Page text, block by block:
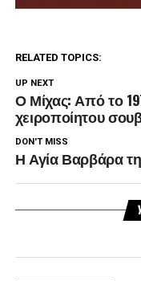
RELATED TOPICS:
UP NEXT
Ο Μίχας: Από το
χειροποίητου
DON'T MISS
Η Αγία Βαρβάρα